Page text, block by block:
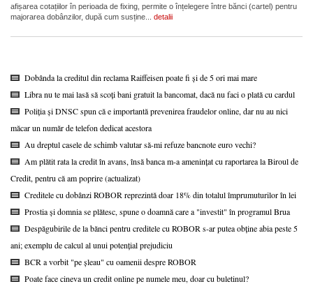
afișarea cotațiilor în perioada de fixing, permite o înțelegere între bănci (cartel) pentru
majorarea dobânzilor, după cum susține... detalii
Dobânda la creditul din reclama Raiffeisen poate fi și de 5 ori mai mare
Libra nu te mai lasă să scoți bani gratuit la bancomat, dacă nu faci o plată cu cardul
Poliția și DNSC spun că e importantă prevenirea fraudelor online, dar nu au nici
măcar un număr de telefon dedicat acestora
Au dreptul casele de schimb valutar să-mi refuze bancnote euro vechi?
Am plătit rata la credit în avans, însă banca m-a amenințat cu raportarea la Biroul de
Credit, pentru că am poprire (actualizat)
Creditele cu dobânzi ROBOR reprezintă doar 18% din totalul împrumuturilor în lei
Prostia și domnia se plătesc, spune o doamnă care a "investit" în programul Brua
Despăgubirile de la bănci pentru creditele cu ROBOR s-ar putea obține abia peste 5
ani; exemplu de calcul al unui potențial prejudiciu
BCR a vorbit "pe șleau" cu oamenii despre ROBOR
Poate face cineva un credit online pe numele meu, doar cu buletinul?